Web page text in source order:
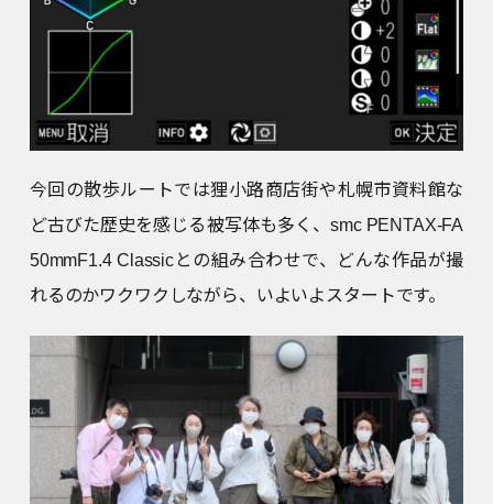
今回の散歩ルートでは狸小路商店街や札幌市資料館な
ど古びた歴史を感じる被写体も多く、smc PENTAX-FA
50mmF1.4 Classicとの組み合わせで、どんな作品が撮
れるのかワクワクしながら、いよいよスタートです。